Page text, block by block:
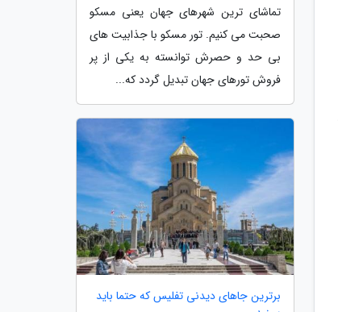
تماشای ترین شهرهای جهان یعنی مسکو
صحبت می کنیم. تور مسکو با جذابیت های
بی حد و حصرش توانسته به یکی از پر
فروش تورهای جهان تبدیل گردد که...
برترین جاهای دیدنی تفلیس که حتما باید